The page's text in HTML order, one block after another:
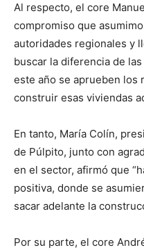
Al respecto, el core
compromiso que
autoridades regionales y
buscar la diferencia de
este año se aprueben los
construir esas viviendas
En tanto, María Colín,
de Púlpito, junto con
en el sector, afirmó que
positiva, donde se
sacar adelante la
Por su parte, el core